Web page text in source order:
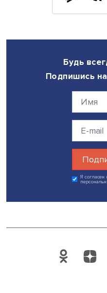
этого —
изучение
дать более быстрый и
системный подход.
Одна из участниц
мотивировала и
пояснила: ее сын хочет
поощрений не
интенсивных занятий он
школу, но когда получил
ребенок готов повторить
Светлана Дорофеева
интенсивный курс дал
и помог обрести
прекращать занятия, а
результата.
нейрочетверг